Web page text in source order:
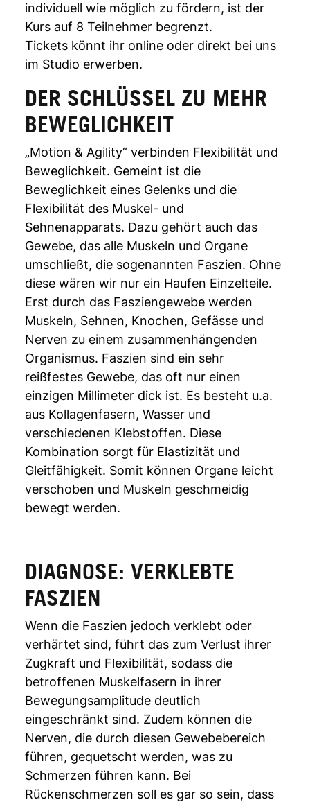
individuell wie möglich zu fördern, ist der
Kurs auf 8 Teilnehmer begrenzt.
Tickets könnt ihr online oder direkt bei uns
im Studio erwerben.
DER SCHLÜSSEL ZU MEHR
BEWEGLICHKEIT
„Motion & Agility“ verbinden Flexibilität und
Beweglichkeit. Gemeint ist die
Beweglichkeit eines Gelenks und die
Flexibilität des Muskel- und
Sehnenapparats. Dazu gehört auch das
Gewebe, das alle Muskeln und Organe
umschließt, die sogenannten Faszien. Ohne
diese wären wir nur ein Haufen Einzelteile.
Erst durch das Fasziengewebe werden
Muskeln, Sehnen, Knochen, Gefässe und
Nerven zu einem zusammenhängenden
Organismus. Faszien sind ein sehr
reißfestes Gewebe, das oft nur einen
einzigen Millimeter dick ist. Es besteht u.a.
aus Kollagenfasern, Wasser und
verschiedenen Klebstoffen. Diese
Kombination sorgt für Elastizität und
Gleitfähigkeit. Somit können Organe leicht
verschoben und Muskeln geschmeidig
bewegt werden.
DIAGNOSE: VERKLEBTE
FASZIEN
Wenn die Faszien jedoch verklebt oder
verhärtet sind, führt das zum Verlust ihrer
Zugkraft und Flexibilität, sodass die
betroffenen Muskelfasern in ihrer
Bewegungsamplitude deutlich
eingeschränkt sind. Zudem können die
Nerven, die durch diesen Gewebebereich
führen, gequetscht werden, was zu
Schmerzen führen kann. Bei
Rückenschmerzen soll es gar so sein, dass